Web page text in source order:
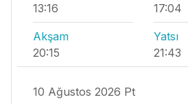
13:16
17:04
Akşam
20:15
Yatsı
21:43
10 Ağustos 2026 Pt